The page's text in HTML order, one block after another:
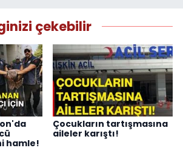
çekebilir
hamle!
Çocukların tartışmasına
aileler karıştı!